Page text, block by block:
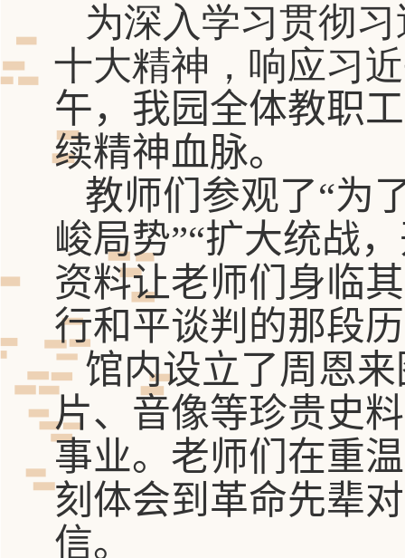
为深入学习贯彻
十大精神，响应习
午， 我园全体教职
续精神血脉。
教师们 参观了“为
峻局势”“扩大统战
资料让老师们身临
行和平谈判的那段
馆内设立了周恩
片、音像等珍贵史
事业。老师们在重
刻体会到革命先辈对
信。